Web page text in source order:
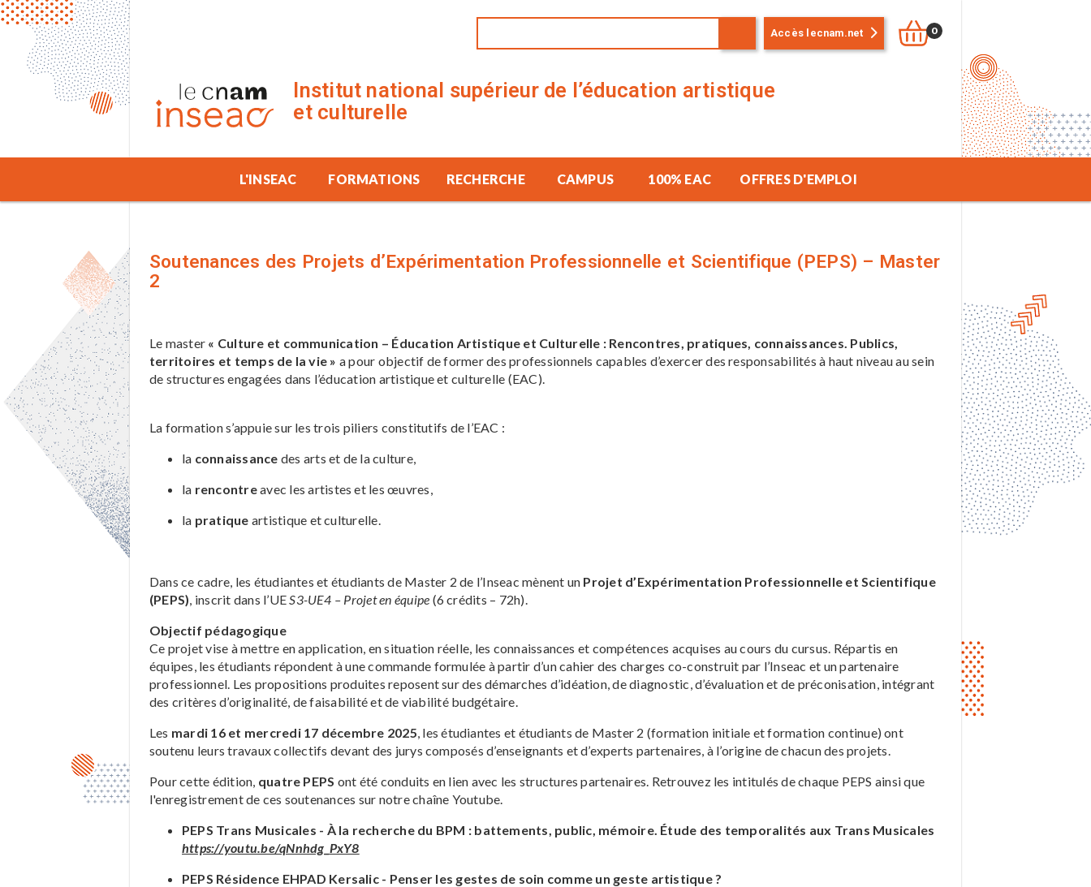
Accès lecnam.net 0
Institut national supérieur de l’éducation artistique
et culturelle
L'INSEAC FORMATIONS RECHERCHE CAMPUS 100% EAC OFFRES D'EMPLOI
Soutenances des Projets d’Expérimentation Professionnelle et Scientifique (PEPS) – Master
2
Le master « Culture et communication – Éducation Artistique et Culturelle : Rencontres, pratiques, connaissances. Publics,
territoires et temps de la vie » a pour objectif de former des professionnels capables d’exercer des responsabilités à haut niveau au sein
de structures engagées dans l’éducation artistique et culturelle (EAC).
La formation s’appuie sur les trois piliers constitutifs de l’EAC :
la connaissance des arts et de la culture,
la rencontreavec les artistes et les œuvres,
la pratique artistique et culturelle.
Dans ce cadre, les étudiantes et étudiants de Master 2 de l’Inseac mènent un Projet d’Expérimentation Professionnelle et Scientifique
(PEPS), inscrit dans l’UES3-UE4 – Projet en équipe (6 crédits – 72h).
Objectif pédagogique
Ce projet vise à mettre en application, en situation réelle, les connaissances et compétences acquises au cours du cursus. Répartis en
équipes, les étudiants répondent à une commande formulée à partir d’un cahier des charges co-construit par l’Inseac et un partenaire
professionnel. Les propositions produites reposent sur des démarches d’idéation, de diagnostic, d’évaluation et de préconisation, intégrant
des critères d’originalité, de faisabilité et de viabilité budgétaire.
Les mardi 16 et mercredi 17 décembre 2025, les étudiantes et étudiants de Master 2 (formation initiale et formation continue) ont
soutenu leurs travaux collectifs devant des jurys composés d’enseignants et d’experts partenaires, à l’origine de chacun des projets.
Pour cette édition, quatre PEPS ont été conduits en lien avec les structures partenaires. Retrouvez les intitulés de chaque PEPS ainsi que
l'enregistrement de ces soutenances sur notre chaîne Youtube.
PEPS Trans Musicales - À la recherche du BPM : battements, public, mémoire. Étude des temporalités aux Trans Musicales
https://youtu.be/qNnhdg_PxY8
PEPS Résidence EHPAD Kersalic - Penser les gestes de soin comme un geste artistique ?